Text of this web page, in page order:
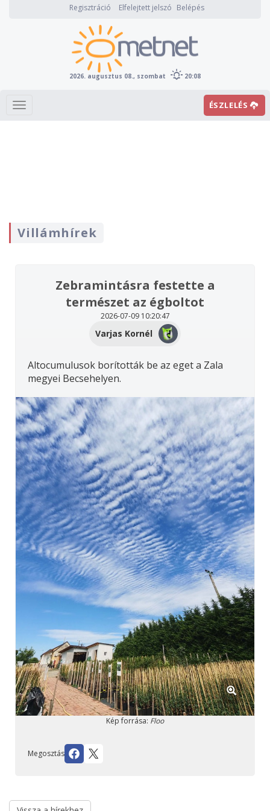
Regisztráció Elfelejtett jelszó Belépés
2026. augusztus 08., szombat 20:08
ÉSZLELÉS
Villámhírek
Zebramintásra festette a
természet az égboltot
2026-07-09 10:20:47
Varjas Kornél
Altocumulusok borították be az eget a Zala
megyei Becsehelyen.
Kép forrása: Floo
Megosztás